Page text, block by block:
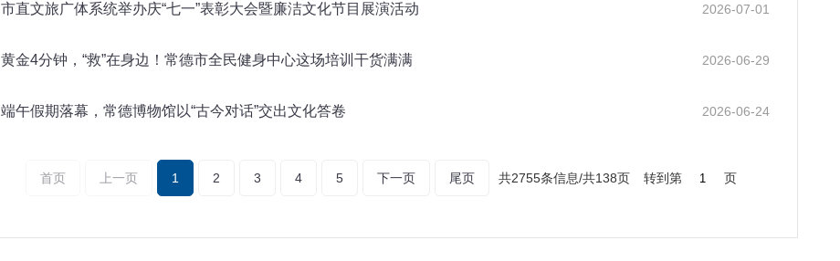
2026-07-01
市直文旅广体系统举办庆“七一”表彰大会暨廉洁文化节目展演活动
2026-06-29
黄金4分钟，“救”在身边！常德市全民健身中心这场培训干货满满
2026-06-24
端午假期落幕，常德博物馆以“古今对话”交出文化答卷
首页 上一页 1 2 3 4 5 下一页 尾页 共2755条信息/共138页 转到第 页